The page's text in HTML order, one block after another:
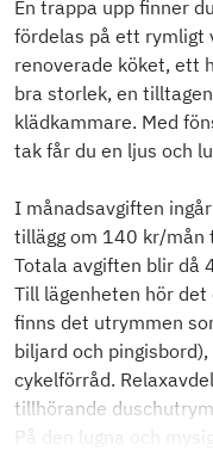
En trappa upp finner
fördelas på ett rymligt
renoverade köket, ett
bra storlek, en
klädkammare. Med
tak får du en ljus och
I månadsavgiften
tillägg om 140 kr/mån
Totala avgiften blir då
Till lägenheten hör
finns det utrymmen
biljard och
cykelförråd.
tillhörande
På den lugna och